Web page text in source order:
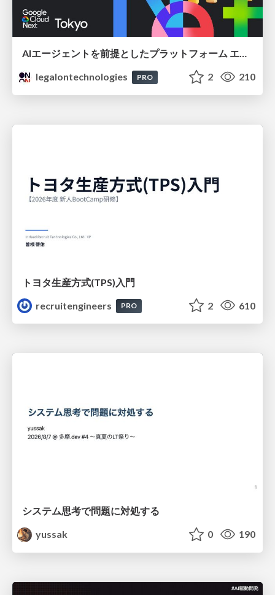
AIエージェントを前提としたプラットフォーム エンジニアリング：GKEで作るAgent-Ready Golden Path
legalontechnologies
PRO 2 210
トヨタ⽣産⽅式(TPS)⼊⾨
recruitengineers
PRO 2 610
システム思考で問題に対処する
yussak
0 190